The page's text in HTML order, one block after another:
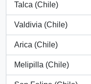
Talca (Chile)
, 4 resultados
Valdivia (Chile)
, 3 resultados
Arica (Chile)
, 2 resultados
Melipilla (Chile)
, 2 resultados